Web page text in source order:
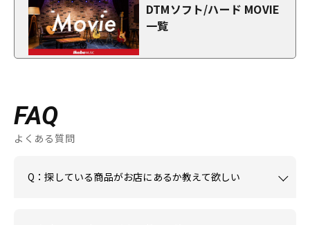
DTMソフト/ハード MOVIE
一覧
FAQ
よくある質問
Q：探している商品がお店にあるか教えて欲しい